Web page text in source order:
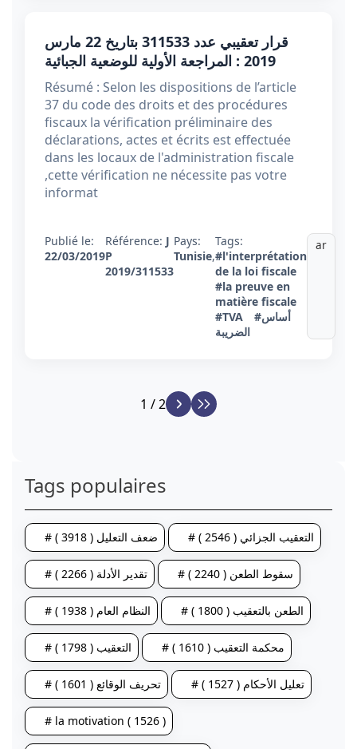
قرار تعقيبي عدد 311533 بتاريخ 22 مارس
2019 : المراجعة الأولية للوضعية الجبائية
Résumé : Selon les dispositions de l’article
37 du code des droits et des procédures
fiscaux la vérification préliminaire des
déclarations, actes et écrits est effectuée
dans les locaux de l'administration fiscale
,cette vérification ne nécessite pas votre
informat
Publié le:
22/03/2019
Référence: J
P
2019/311533
Pays:
Tunisie,
Tags:
#l'interprétation
de la loi fiscale
#la preuve en
matière fiscale
#TVA
#أساس
الضريبة
ar
1 / 2
Tags populaires
# ضعف التعليل ( 3918 ) # التعقيب الجزائي ( 2546 )
# تقدير الأدلة ( 2266 ) # سقوط الطعن ( 2240 )
# النظام العام ( 1938 ) # الطعن بالتعقيب ( 1800 )
# التعقيب ( 1798 ) # محكمة التعقيب ( 1610 )
# تحريف الوقائع ( 1601 ) # تعليل الأحكام ( 1527 )
# la motivation ( 1526 )